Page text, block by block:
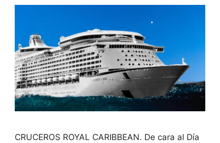
CRUCEROS ROYAL CARIBBEAN. De cara al Día